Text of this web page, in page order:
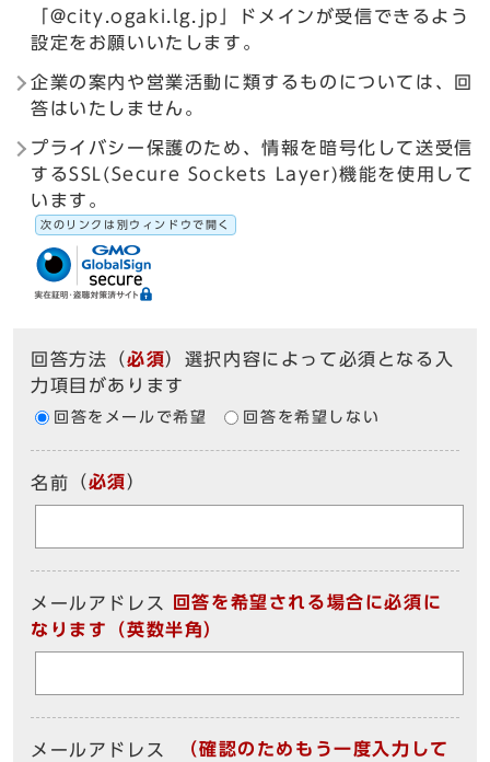
「@city.ogaki.lg.jp」ドメインが受信できるよう
設定をお願いいたします。
企業の案内や営業活動に類するものについては、回
答はいたしません。
プライバシー保護のため、情報を暗号化して送受信
するSSL(Secure Sockets Layer)機能を使用して
います。
次のリンクは別ウィンドウで開く
回答方法 （必須）選択内容によって必須となる入
力項目があります
回答をメールで希望 回答を希望しない
名前 （必須）
メールアドレス
回答を希望される場合に必須に
なります（英数半角）
メールアドレス
（確認のためもう一度入力して